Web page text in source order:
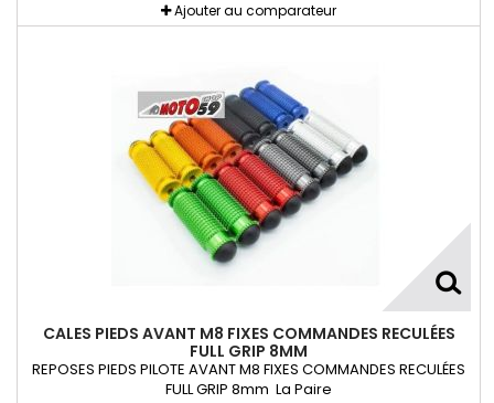
Ajouter au comparateur
CALES PIEDS AVANT M8 FIXES COMMANDES RECULÉES
FULL GRIP 8MM
REPOSES PIEDS PILOTE AVANT M8 FIXES COMMANDES RECULÉES
FULL GRIP 8mm La Paire